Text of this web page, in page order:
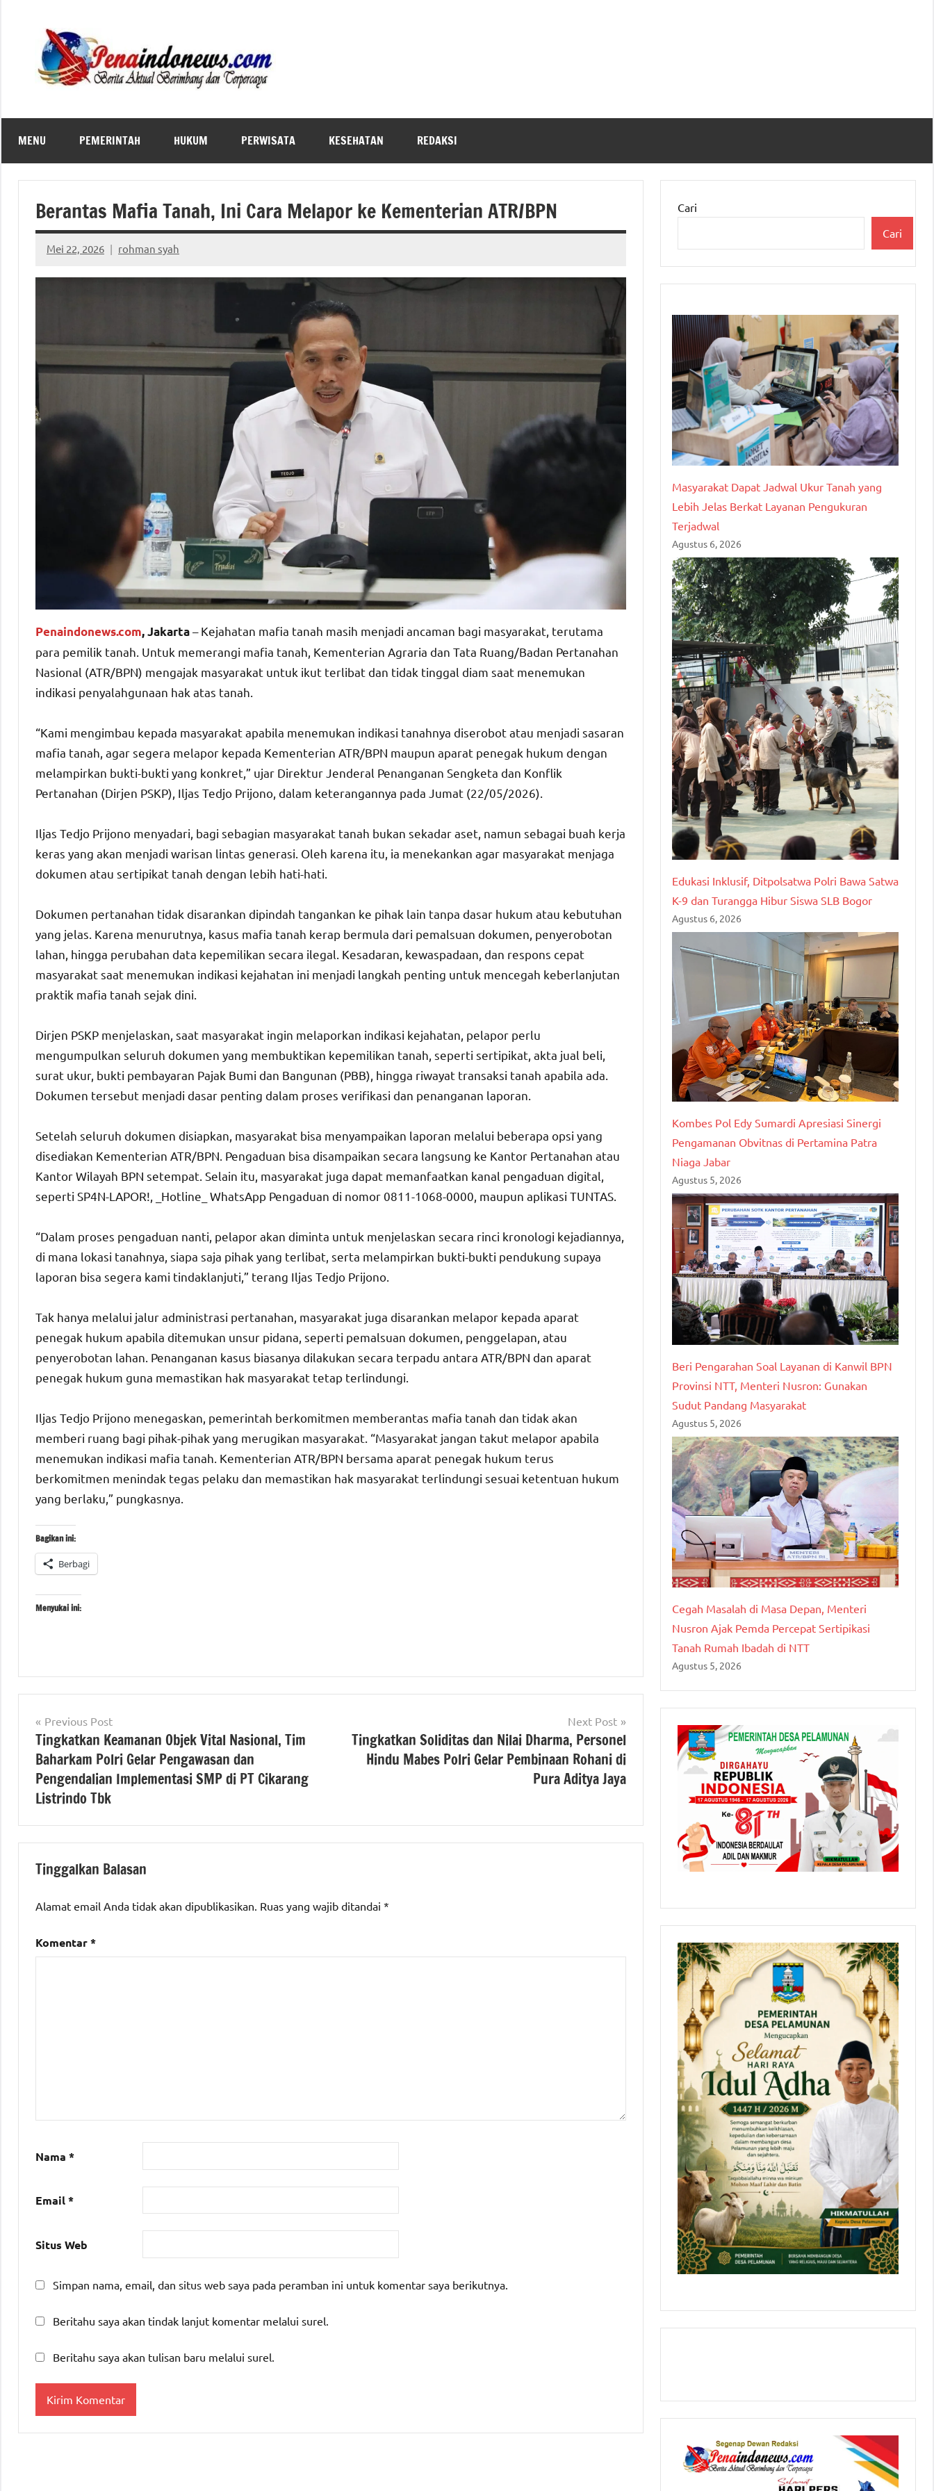
MENU PEMERINTAH HUKUM PERWISATA KESEHATAN REDAKSI
Berantas Mafia Tanah, Ini Cara Melapor ke Kementerian ATR/BPN
Mei 22, 2026 rohman syah
No
comments
Penaindonews.com, Jakarta– Kejahatan mafia tanah masih menjadi ancaman bagi masyarakat, terutama
para pemilik tanah. Untuk memerangi mafia tanah, Kementerian Agraria dan Tata Ruang/Badan Pertanahan
Nasional (ATR/BPN) mengajak masyarakat untuk ikut terlibat dan tidak tinggal diam saat menemukan
indikasi penyalahgunaan hak atas tanah.
“Kami mengimbau kepada masyarakat apabila menemukan indikasi tanahnya diserobot atau menjadi sasaran
mafia tanah, agar segera melapor kepada Kementerian ATR/BPN maupun aparat penegak hukum dengan
melampirkan bukti-bukti yang konkret,” ujar Direktur Jenderal Penanganan Sengketa dan Konflik
Pertanahan (Dirjen PSKP), Iljas Tedjo Prijono, dalam keterangannya pada Jumat (22/05/2026).
Iljas Tedjo Prijono menyadari, bagi sebagian masyarakat tanah bukan sekadar aset, namun sebagai buah kerja
keras yang akan menjadi warisan lintas generasi. Oleh karena itu, ia menekankan agar masyarakat menjaga
dokumen atau sertipikat tanah dengan lebih hati-hati.
Dokumen pertanahan tidak disarankan dipindah tangankan ke pihak lain tanpa dasar hukum atau kebutuhan
yang jelas. Karena menurutnya, kasus mafia tanah kerap bermula dari pemalsuan dokumen, penyerobotan
lahan, hingga perubahan data kepemilikan secara ilegal. Kesadaran, kewaspadaan, dan respons cepat
masyarakat saat menemukan indikasi kejahatan ini menjadi langkah penting untuk mencegah keberlanjutan
praktik mafia tanah sejak dini.
Dirjen PSKP menjelaskan, saat masyarakat ingin melaporkan indikasi kejahatan, pelapor perlu
mengumpulkan seluruh dokumen yang membuktikan kepemilikan tanah, seperti sertipikat, akta jual beli,
surat ukur, bukti pembayaran Pajak Bumi dan Bangunan (PBB), hingga riwayat transaksi tanah apabila ada.
Dokumen tersebut menjadi dasar penting dalam proses verifikasi dan penanganan laporan.
Setelah seluruh dokumen disiapkan, masyarakat bisa menyampaikan laporan melalui beberapa opsi yang
disediakan Kementerian ATR/BPN. Pengaduan bisa disampaikan secara langsung ke Kantor Pertanahan atau
Kantor Wilayah BPN setempat. Selain itu, masyarakat juga dapat memanfaatkan kanal pengaduan digital,
seperti SP4N-LAPOR!, _Hotline_ WhatsApp Pengaduan di nomor 0811-1068-0000, maupun aplikasi TUNTAS.
“Dalam proses pengaduan nanti, pelapor akan diminta untuk menjelaskan secara rinci kronologi kejadiannya,
di mana lokasi tanahnya, siapa saja pihak yang terlibat, serta melampirkan bukti-bukti pendukung supaya
laporan bisa segera kami tindaklanjuti,” terang Iljas Tedjo Prijono.
Tak hanya melalui jalur administrasi pertanahan, masyarakat juga disarankan melapor kepada aparat
penegak hukum apabila ditemukan unsur pidana, seperti pemalsuan dokumen, penggelapan, atau
penyerobotan lahan. Penanganan kasus biasanya dilakukan secara terpadu antara ATR/BPN dan aparat
penegak hukum guna memastikan hak masyarakat tetap terlindungi.
Iljas Tedjo Prijono menegaskan, pemerintah berkomitmen memberantas mafia tanah dan tidak akan
memberi ruang bagi pihak-pihak yang merugikan masyarakat. “Masyarakat jangan takut melapor apabila
menemukan indikasi mafia tanah. Kementerian ATR/BPN bersama aparat penegak hukum terus
berkomitmen menindak tegas pelaku dan memastikan hak masyarakat terlindungi sesuai ketentuan hukum
yang berlaku,” pungkasnya.
Bagikan ini:
Berbagi
Menyukai ini:
#KementerianATRBPN
#MelayaniProfesionalTerpercaya
#MajuDanModern
#MenujuPelayananKelasDunia
#Kementerian
ATR/BPN
#Kementerian
ATR/BPN RI
Navigasi
pos
Previous Post
Tingkatkan Keamanan Objek Vital Nasional, Tim
Baharkam Polri Gelar Pengawasan dan
Pengendalian Implementasi SMP di PT Cikarang
Listrindo Tbk
Next Post
Tingkatkan Soliditas dan Nilai Dharma, Personel
Hindu Mabes Polri Gelar Pembinaan Rohani di
Pura Aditya Jaya
Tinggalkan Balasan
Alamat email Anda tidak akan dipublikasikan. Ruas yang wajib ditandai *
Komentar*
Nama *
Email*
Situs Web
Simpan nama, email, dan situs web saya pada peramban ini untuk komentar saya berikutnya.
Beritahu saya akan tindak lanjut komentar melalui surel.
Beritahu saya akan tulisan baru melalui surel.
Cari
Cari
Masyarakat Dapat Jadwal Ukur Tanah yang
Lebih Jelas Berkat Layanan Pengukuran
Terjadwal
Agustus 6, 2026
Edukasi Inklusif, Ditpolsatwa Polri Bawa Satwa
K-9 dan Turangga Hibur Siswa SLB Bogor
Agustus 6, 2026
Kombes Pol Edy Sumardi Apresiasi Sinergi
Pengamanan Obvitnas di Pertamina Patra
Niaga Jabar
Agustus 5, 2026
Beri Pengarahan Soal Layanan di Kanwil BPN
Provinsi NTT, Menteri Nusron: Gunakan
Sudut Pandang Masyarakat
Agustus 5, 2026
Cegah Masalah di Masa Depan, Menteri
Nusron Ajak Pemda Percepat Sertipikasi
Tanah Rumah Ibadah di NTT
Agustus 5, 2026